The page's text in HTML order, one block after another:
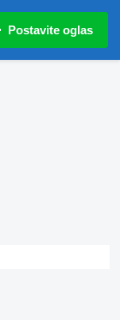
Postavite oglas